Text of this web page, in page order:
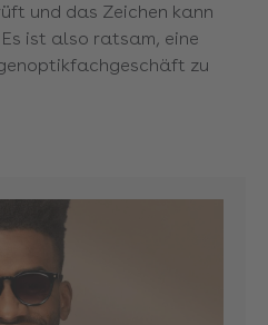
und das Zeichen kann
ist also ratsam, eine
zu